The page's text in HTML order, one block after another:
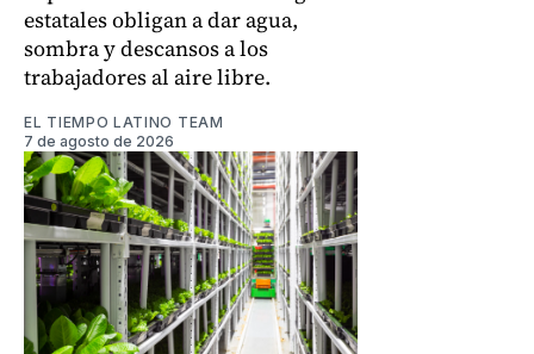
estatales obligan a dar agua,
sombra y descansos a los
trabajadores al aire libre.
EL TIEMPO LATINO TEAM
7 de agosto de 2026